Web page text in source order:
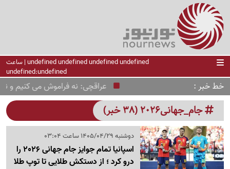
undefined undefined undefined undefined | ساعت
undefined:undefined
خط خبر عراقچی: نه فراموش می کنیم و نه
جام_جهانی2026 (38 خبر)
دوشنبه 1405/04/29 ساعت 03:04
اسپانیا تمام جوایز جام جهانی 2026 را
درو کرد ؛ از دستکش طلایی تا توپ طلا